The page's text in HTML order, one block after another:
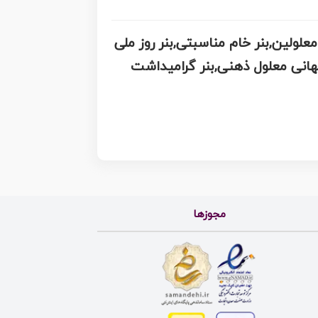
بنر روز ملی معلولین,بنر خام مناسبتی,بنر روز ملی
معلول ذهنی,بنر گرامیداشت
مجوزها